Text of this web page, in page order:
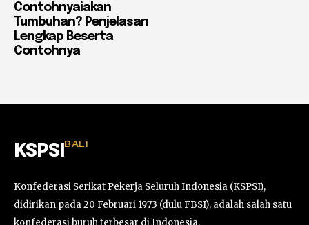
Contohnyaiakan
Tumbuhan? Penjelasan
Lengkap Beserta
Contohnya
KSPSI BALI
Konfederasi Serikat Pekerja Seluruh Indonesia (KSPSI),
didirikan pada 20 Februari 1973 (dulu FBSI), adalah salah satu
konfederasi buruh terbesar di Indonesia.